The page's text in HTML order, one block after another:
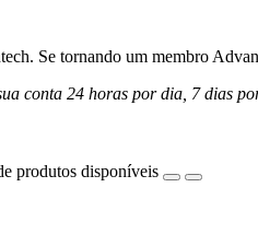
Se tornando um membro
conta 24 horas por dia, 7 dias
produtos disponíveis